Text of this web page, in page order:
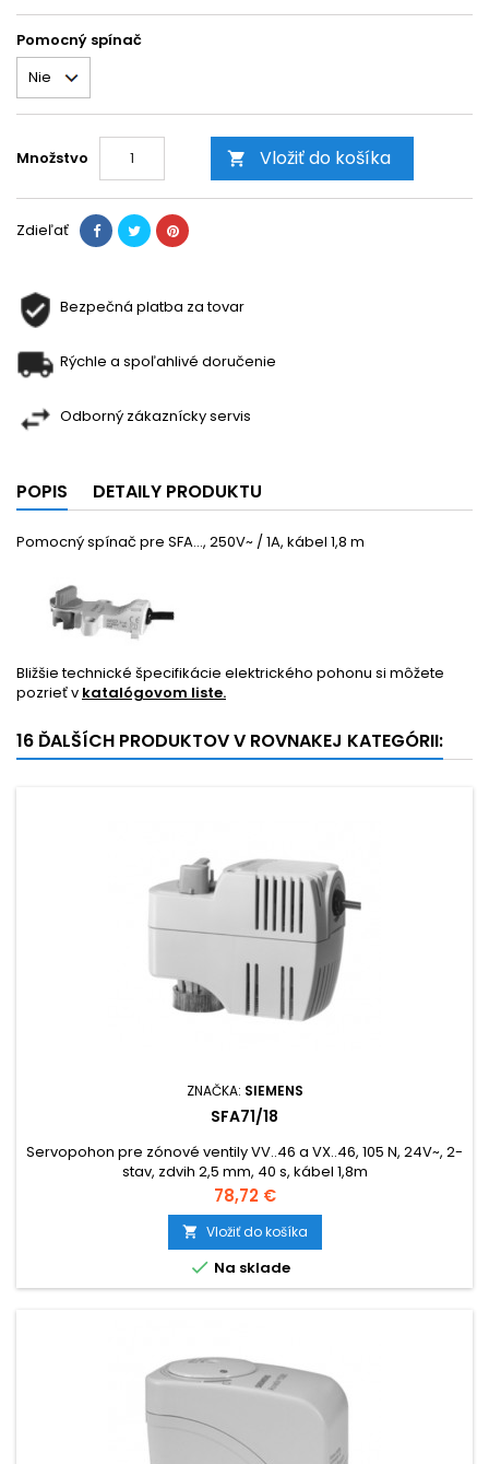
Pomocný spínač
Množstvo  Vložiť do košíka
Zdieľať
Bezpečná platba za tovar
Rýchle a spoľahlivé doručenie
Odborný zákaznícky servis
POPIS DETAILY PRODUKTU
Pomocný spínač pre SFA..., 250V~ / 1A, kábel 1,8 m
Bližšie technické špecifikácie elektrického pohonu si môžete
pozrieť v katalógovom liste.
16 ĎALŠÍCH PRODUKTOV V ROVNAKEJ KATEGÓRII:
ZNAČKA: SIEMENS
SFA71/18
Servopohon pre zónové ventily VV..46 a VX..46, 105 N, 24V~, 2-
stav, zdvih 2,5 mm, 40 s, kábel 1,8m
Cena
78,72 €
 Vložiť do košíka
 Na sklade